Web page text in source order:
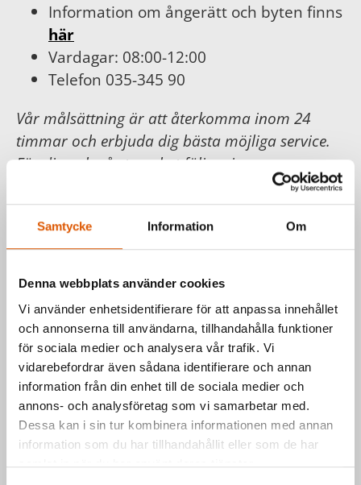
Samtycke Information Om
Denna webbplats använder cookies
Vi använder enhetsidentifierare för att anpassa innehållet
och annonserna till användarna, tillhandahålla funktioner
för sociala medier och analysera vår trafik. Vi
vidarebefordrar även sådana identifierare och annan
information från din enhet till de sociala medier och
annons- och analysföretag som vi samarbetar med.
Dessa kan i sin tur kombinera informationen med annan
information som du har tillhandahållit eller som de har
samlat in när du har använt deras tjänster.
Information om ångerätt och byten finns
här
Vardagar: 08:00-12:00
Telefon 035-345 90
Vår målsättning är att återkomma inom 24
timmar och erbjuda dig bästa möjliga service.
För din och vår trygghet följer vi
hemförsäljningslagen.
Läs mer hos
Konsumentverket
Har du frågor om våra produkter
eller vill du prata med en säljare?
Kontakta oss via formuläret eller direkt, så
hör vi av oss så fort vi kan.
Johan Olandere-posteller telefon 035-
2953811
Mattias Högberge-posteller telefon 035-